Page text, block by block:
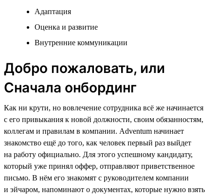
Адаптация
Оценка и развитие
Внутренние коммуникации
Добро пожаловать, или
Сначала онбординг
Как ни крути, но вовлечение сотрудника всё же начинается
с его привыкания к новой должности, своим обязанностям,
коллегам и правилам в компании. Adventum начинает
знакомство ещё до того, как человек первый раз выйдет
на работу официально. Для этого успешному кандидату,
который уже принял оффер, отправляют приветственное
письмо. В нём его знакомят с руководителем компании
и эйчаром, напоминают о документах, которые нужно взять